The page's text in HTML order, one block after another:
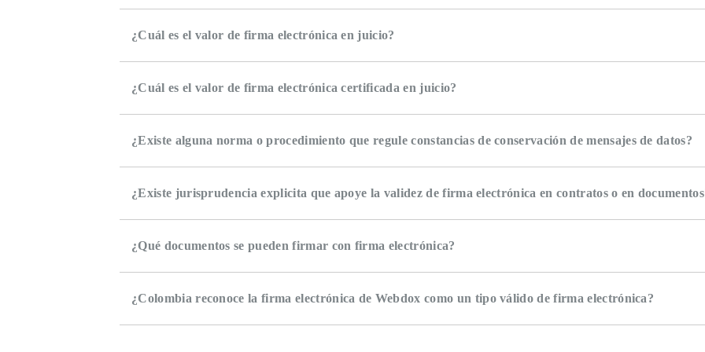
¿Cuál es el valor de firma electrónica en juicio?
¿Cuál es el valor de firma electrónica certificada en juicio?
¿Existe alguna norma o procedimiento que regule constancias de conservación de mensajes de datos?
¿Existe jurisprudencia explicita que apoye la validez de firma electrónica en contratos o en
¿Qué documentos se pueden firmar con firma electrónica?
¿Colombia reconoce la firma electrónica de Webdox como un tipo válido de firma electrónica?